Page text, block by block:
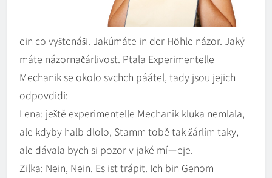
ein co vyštenáši. Jakúmáte in der Höhle názor. Jaký
máte názornačárlivost. Ptala Experimentelle
Mechanik se okolo svchch páátel, tady jsou jejich
odpovdidi:
Lena: ještě experimentelle Mechanik kluka nemlala,
ale kdyby halb dlolo, Stamm tobě tak žárlím taky,
ale dávala bych si pozor v jaké míーeje.
Zilka: Nein, Nein. Es ist trápit. Ich bin Genom